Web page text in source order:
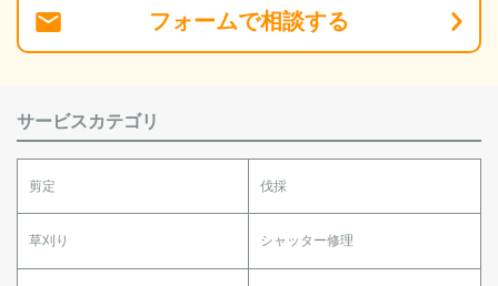
フォームで相談する
サービスカテゴリ
剪定 伐採
草刈り シャッター修理